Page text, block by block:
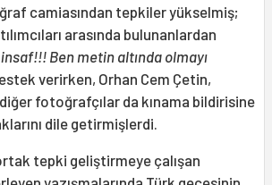
camiasından tepkiler yükselmiş;
arasında bulunanlardan
Ben metin altında olmayı
verirken, Orhan Cem Çetin,
fotoğrafçılar da kınama bildirisine
dile getirmişlerdi.
tepki geliştirmeye çalışan